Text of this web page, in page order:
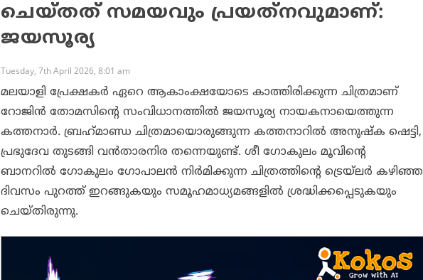
ചെയ്തത് സമയവും പ്രയത്‌നവുമാണ്:
ജയസൂര്യ
Tuesday, 7th April 2026, 8:01 am
മലയാളി പ്രേക്ഷകര്‍ ഏറെ ആകാംക്ഷയോടെ കാത്തിരിക്കുന്ന ചിത്രമാണ്
റോജിന്‍ തോമസിന്റെ സംവിധാനത്തില്‍ ജയസൂര്യ നായകനായെത്തുന്ന
കത്തനാര്‍. ബ്രഹ്‌മാണ്ഡ ചിത്രമായൊരുങ്ങുന്ന കത്തനാറില്‍ അനുഷ്‌ക ഷെട്ടി,
പ്രഭുദേവ തുടങ്ങി വന്‍താരനിര തന്നെയുണ്ട്. ശീ ഗോകുലം മൂവിന്റെ
ബാനറില്‍ ഗോകുലം ഗോപാലന്‍ നിര്‍മിക്കുന്ന ചിത്രത്തിന്റെ ട്രെയ്‌ലര്‍ കഴിഞ്ഞ
ദിവസം പുറത്ത് ഇറങ്ങുകയും സമൂഹമാധ്യമങ്ങളില്‍ ശ്രദ്ധിക്കപ്പെടുകയും
ചെയ്തിരുന്നു.